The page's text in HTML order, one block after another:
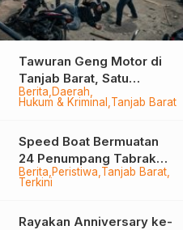
Berita Daerah
Hukum & Kriminal Tanjab Barat
Tawuran Geng Motor di
Tanjab Barat, Satu
Remaja Kritis Dibacok, 3
Pelaku Ditangkap
Berita Peristiwa Tanjab Barat
Terkini
Speed Boat Bermuatan
24 Penumpang Tabrak
Togok di Kuala Tungkal,
Rayakan Anniversary ke-